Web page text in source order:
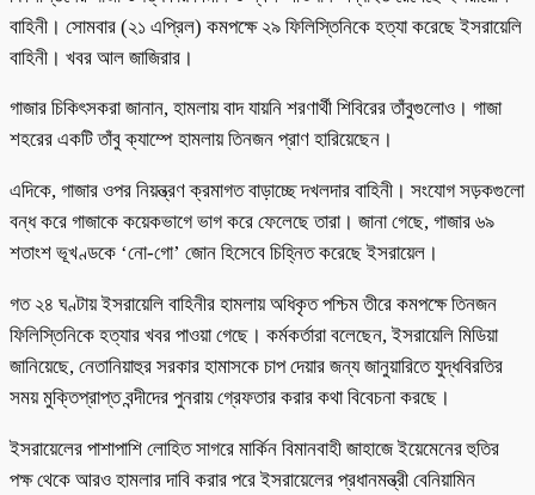
বাহিনী। সোমবার (২১ এপ্রিল) কমপক্ষে ২৯ ফিলিস্তিনিকে হত্যা করেছে ইসরায়েলি
বাহিনী। খবর আল জাজিরার।
গাজার চিকিৎসকরা জানান, হামলায় বাদ যায়নি শরণার্থী শিবিরের তাঁবুগুলোও। গাজা
শহরের একটি তাঁবু ক্যাম্পে হামলায় তিনজন প্রাণ হারিয়েছেন।
এদিকে, গাজার ওপর নিয়ন্ত্রণ ক্রমাগত বাড়াচ্ছে দখলদার বাহিনী। সংযোগ সড়কগুলো
বন্ধ করে গাজাকে কয়েকভাগে ভাগ করে ফেলেছে তারা। জানা গেছে, গাজার ৬৯
শতাংশ ভূখণ্ডকে ‘নো-গো’ জোন হিসেবে চিহ্নিত করেছে ইসরায়েল।
গত ২৪ ঘণ্টায় ইসরায়েলি বাহিনীর হামলায় অধিকৃত পশ্চিম তীরে কমপক্ষে তিনজন
ফিলিস্তিনিকে হত্যার খবর পাওয়া গেছে। কর্মকর্তারা বলেছেন, ইসরায়েলি মিডিয়া
জানিয়েছে, নেতানিয়াহুর সরকার হামাসকে চাপ দেয়ার জন্য জানুয়ারিতে যুদ্ধবিরতির
সময় মুক্তিপ্রাপ্ত বন্দীদের পুনরায় গ্রেফতার করার কথা বিবেচনা করছে।
ইসরায়েলের পাশাপাশি লোহিত সাগরে মার্কিন বিমানবাহী জাহাজে ইয়েমেনের হুতির
পক্ষ থেকে আরও হামলার দাবি করার পরে ইসরায়েলের প্রধানমন্ত্রী বেনিয়ামিন